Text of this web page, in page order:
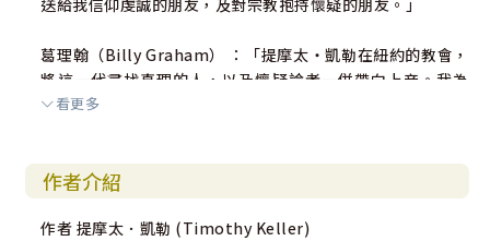
送給我信仰虔誠的朋友，及對宗教抱持懷疑的朋友。」
葛理翰（Billy Graham） ：「提摩太‧凱勒在紐約的教會，
將這一代尋找真理的人，以及懷疑論者一併帶向上帝。我為
他感謝上帝。」
觀點的後現代思潮之上，作者以宏觀的角度和清晰的思路，
搭建出原汁原味的基督信仰橋樑。」
看更多
作者介紹
作者 提摩太．凱勒 (Timothy Keller)